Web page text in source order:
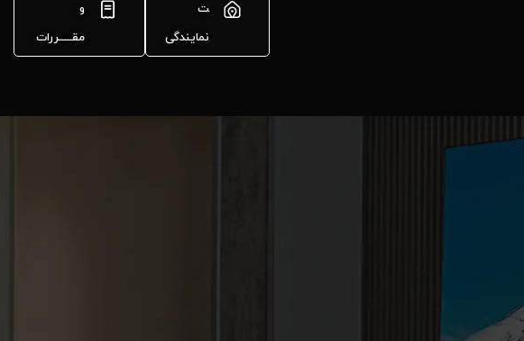
ت
نمایندگی
و
مقـــــررات